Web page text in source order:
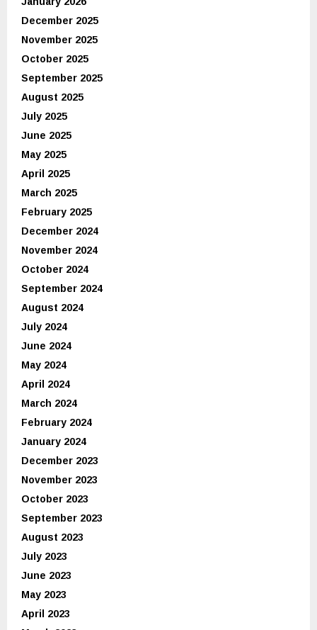
December 2025
November 2025
October 2025
September 2025
August 2025
July 2025
June 2025
May 2025
April 2025
March 2025
February 2025
December 2024
November 2024
October 2024
September 2024
August 2024
July 2024
June 2024
May 2024
April 2024
March 2024
February 2024
January 2024
December 2023
November 2023
October 2023
September 2023
August 2023
July 2023
June 2023
May 2023
April 2023